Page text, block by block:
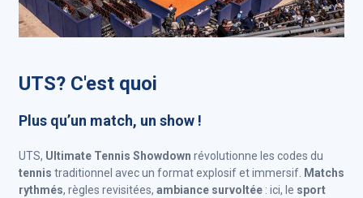
UTS? C'est quoi
Plus qu’un match, un show !
UTS, Ultimate Tennis Showdown révolutionne les codes du
tennis traditionnel avec un format explosif et immersif. Matchs
rythmés, règles revisitées, ambiance survoltée : ici, le sport